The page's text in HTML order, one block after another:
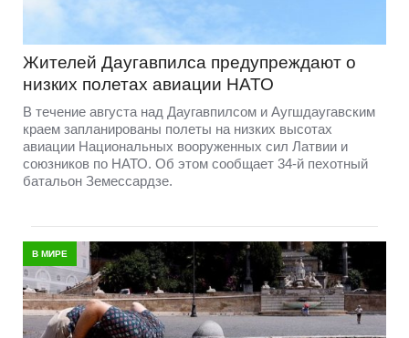
Жителей Даугавпилса предупреждают о
низких полетах авиации НАТО
В течение августа над Даугавпилсом и Аугшдаугавским
краем запланированы полеты на низких высотах
авиации Национальных вооруженных сил Латвии и
союзников по НАТО. Об этом сообщает 34-й пехотный
батальон Земессардзе.
В МИРЕ